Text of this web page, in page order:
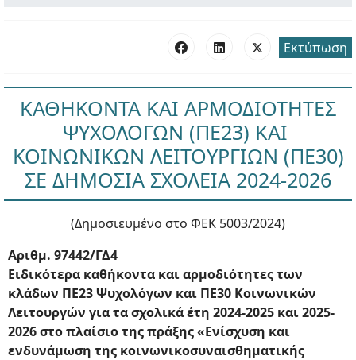
Εκτύπωση
ΚΑΘΗΚΟΝΤΑ ΚΑΙ ΑΡΜΟΔΙΟΤΗΤΕΣ
ΨΥΧΟΛΟΓΩΝ (ΠΕ23) ΚΑΙ
ΚΟΙΝΩΝΙΚΩΝ ΛΕΙΤΟΥΡΓΙΩΝ (ΠΕ30)
ΣΕ ΔΗΜΟΣΙΑ ΣΧΟΛΕΙΑ 2024-2026
(Δημοσιευμένο στο ΦΕΚ 5003/2024)
Αριθμ. 97442/ΓΔ4
Ειδικότερα καθήκοντα και αρμοδιότητες των
κλάδων ΠΕ23 Ψυχολόγων και ΠΕ30 Κοινωνικών
Λειτουργών για τα σχολικά έτη 2024-2025 και 2025-
2026 στο πλαίσιο της πράξης «Ενίσχυση και
ενδυνάμωση της κοινωνικοσυναισθηματικής